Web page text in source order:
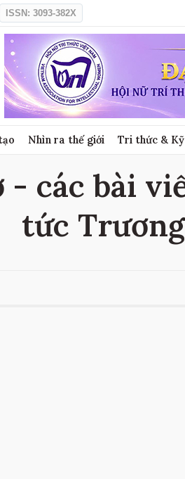
ISSN: 3093-382X
Nhìn ra thế giới Tri thức &
- các bài
tức